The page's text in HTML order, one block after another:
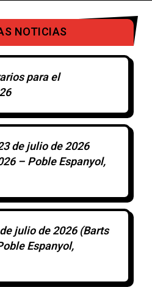
NOTICIAS
para el
de julio de 2026
– Poble Espanyol,
julio de 2026 (Barts
Espanyol,